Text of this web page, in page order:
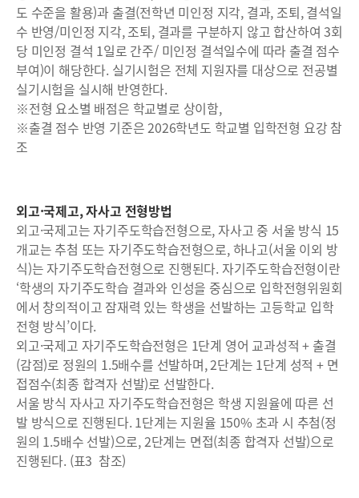
도 수준을 활용)과 출결(전학년 미인정 지각, 결과, 조퇴, 결석일
수 반영/미인정 지각, 조퇴, 결과를 구분하지 않고 합산하여 3회
당 미인정 결석 1일로 간주/ 미인정 결석일수에 따라 출결 점수
부여)이 해당한다. 실기시험은 전체 지원자를 대상으로 전공별
실기시험을 실시해 반영한다.
※전형 요소별 배점은 학교별로 상이함,
※출결 점수 반영 기준은 2026학년도 학교별 입학전형 요강 참
조
외고·국제고, 자사고 전형방법
외고·국제고는 자기주도학습전형으로, 자사고 중 서울 방식 15
개교는 추첨 또는 자기주도학습전형으로, 하나고(서울 이외 방
식)는 자기주도학습전형으로 진행된다. 자기주도학습전형이란
‘학생의 자기주도학습 결과와 인성을 중심으로 입학전형위원회
에서 창의적이고 잠재력 있는 학생을 선발하는 고등학교 입학
전형 방식’이다.
외고·국제고 자기주도학습전형은 1단계 영어 교과성적 + 출결
(감점)로 정원의 1.5배수를 선발하며, 2단계는 1단계 성적 + 면
접점수(최종 합격자 선발)로 선발한다.
서울 방식 자사고 자기주도학습전형은 학생 지원율에 따른 선
발 방식으로 진행된다. 1단계는 지원율 150% 초과 시 추첨(정
원의 1.5배수 선발)으로, 2단계는 면접(최종 합격자 선발)으로
진행된다. (표3 참조)